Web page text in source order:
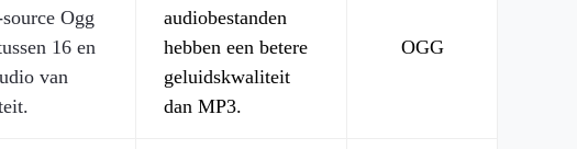
Ogg
16 en
van
audiobestanden
hebben een betere
geluidskwaliteit
dan MP3.
OGG